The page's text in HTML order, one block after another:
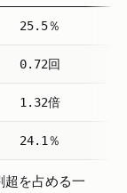
25.5％
0.72回
1.32倍
24.1％
超を占める一